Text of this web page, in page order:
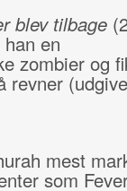
blev tilbage
en
zombier og
mest
som